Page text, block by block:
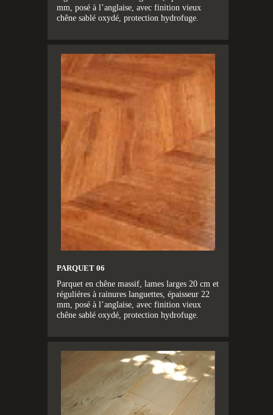
mm, posé à l’anglaise, avec finition vieux
chêne sablé oxydé, protection hydrofuge.
PARQUET 06
Parquet en chêne massif, lames larges 20 cm et
réguliéres à rainures languettes, épaisseur 22
mm, posé à l’anglaise, avec finition vieux
chêne sablé oxydé, protection hydrofuge.